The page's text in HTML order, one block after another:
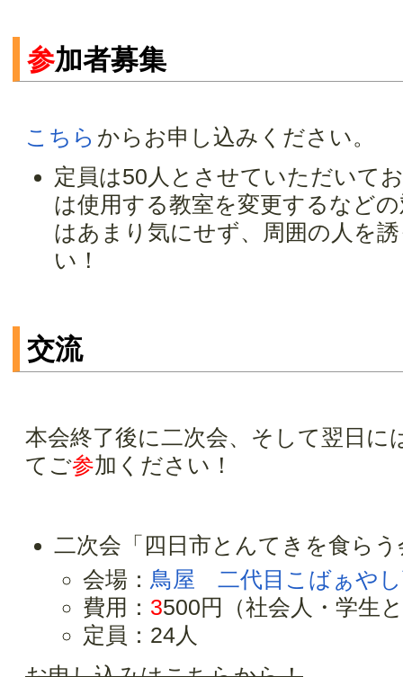
参加者募集
こちら からお申し込みください。
定員は50人とさせていただいて
は使用する教室を変更するなど
はあまり気にせず、周囲の人を
い！
交流
本会終了後に二次会、そして翌日
てご参加ください！
二次会「四日市とんてきを食らう
会場： 鳥屋 二代目こばぁや
費用： 3500円（社会人・学生
定員：24人